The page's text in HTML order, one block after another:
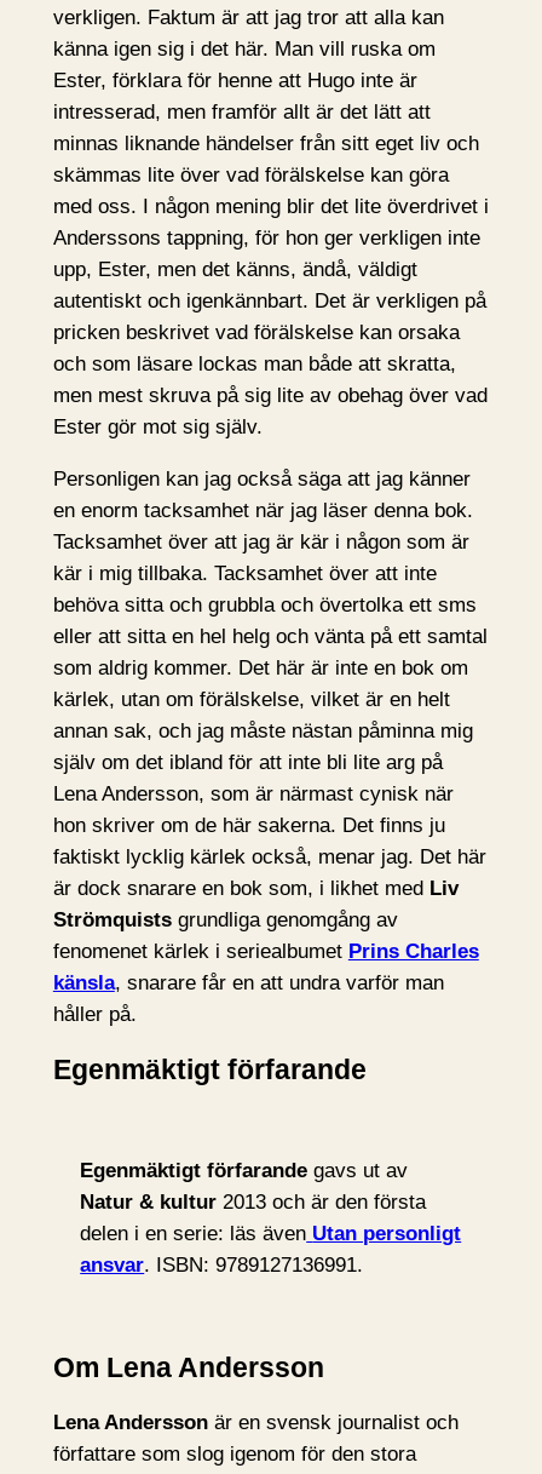
verkligen. Faktum är att jag tror att alla kan
känna igen sig i det här. Man vill ruska om
Ester, förklara för henne att Hugo inte är
intresserad, men framför allt är det lätt att
minnas liknande händelser från sitt eget liv och
skämmas lite över vad förälskelse kan göra
med oss. I någon mening blir det lite överdrivet i
Anderssons tappning, för hon ger verkligen inte
upp, Ester, men det känns, ändå, väldigt
autentiskt och igenkännbart. Det är verkligen på
pricken beskrivet vad förälskelse kan orsaka
och som läsare lockas man både att skratta,
men mest skruva på sig lite av obehag över vad
Ester gör mot sig själv.
Personligen kan jag också säga att jag känner
en enorm tacksamhet när jag läser denna bok.
Tacksamhet över att jag är kär i någon som är
kär i mig tillbaka. Tacksamhet över att inte
behöva sitta och grubbla och övertolka ett sms
eller att sitta en hel helg och vänta på ett samtal
som aldrig kommer. Det här är inte en bok om
kärlek, utan om förälskelse, vilket är en helt
annan sak, och jag måste nästan påminna mig
själv om det ibland för att inte bli lite arg på
Lena Andersson, som är närmast cynisk när
hon skriver om de här sakerna. Det finns ju
faktiskt lycklig kärlek också, menar jag. Det här
är dock snarare en bok som, i likhet med Liv
Strömquistsgrundliga genomgång av
fenomenet kärlek i seriealbumet Prins Charles
känsla, snarare får en att undra varför man
håller på.
Egenmäktigt förfarande
Egenmäktigt förfarande gavs ut av
Natur & kultur 2013 och är den första
delen i en serie: läs även Utan personligt
ansvar. ISBN: 9789127136991.
Om Lena Andersson
Lena Anderssonär en svensk journalist och
författare som slog igenom för den stora